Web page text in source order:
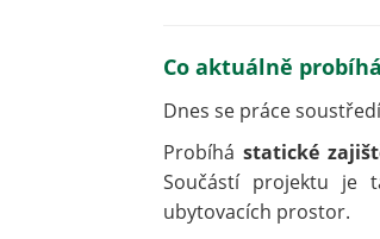
Co aktuálně
Dnes se práce
Probíhá statické
Součástí projektu je
ubytovacích prostor.